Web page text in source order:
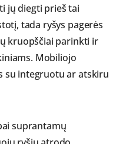
jų diegti prieš tai
tada ryšys pagerės
kruopščiai parinkti ir
Mobiliojo
su integruotu ar atskiru
suprantamų